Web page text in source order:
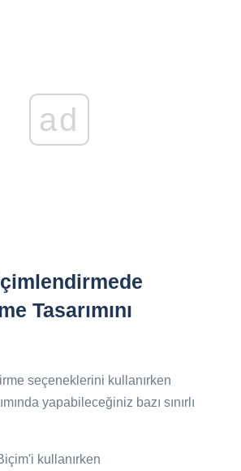
ad
Tasarımını
seçeneklerini kullanırken
yapabileceğiniz bazı sınırlı
kullanırken